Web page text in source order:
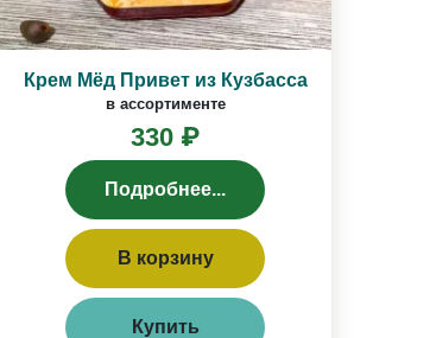
Крем Мёд Привет из Кузбасса
в ассортименте
330 ₽
Подробнее...
В корзину
Купить